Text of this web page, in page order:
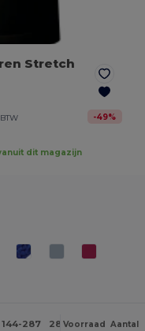
Stretch
-49%
dit magazijn
144-287 288 + Meer
Voorraad Aantal